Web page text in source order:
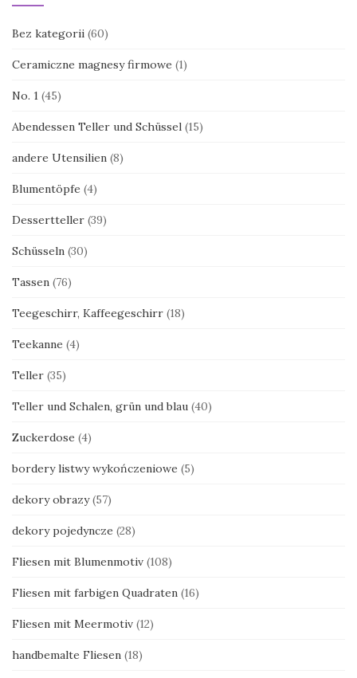
Bez kategorii (60)
Ceramiczne magnesy firmowe (1)
No. 1 (45)
Abendessen Teller und Schüssel (15)
andere Utensilien (8)
Blumentöpfe (4)
Dessertteller (39)
Schüsseln (30)
Tassen (76)
Teegeschirr, Kaffeegeschirr (18)
Teekanne (4)
Teller (35)
Teller und Schalen, grün und blau (40)
Zuckerdose (4)
bordery listwy wykończeniowe (5)
dekory obrazy (57)
dekory pojedyncze (28)
Fliesen mit Blumenmotiv (108)
Fliesen mit farbigen Quadraten (16)
Fliesen mit Meermotiv (12)
handbemalte Fliesen (18)